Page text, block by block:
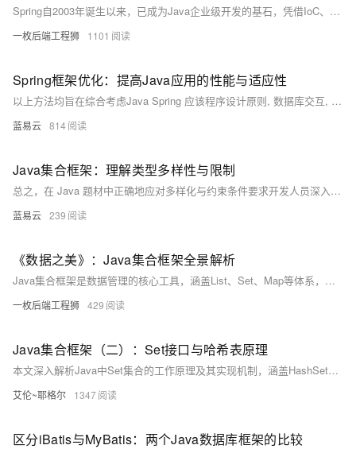
Spring自2003年诞生以来，已成为Java企业级开发的基石，凭借IoC、AOP、声明式编程等核心特性，极大简化了开发复杂度。本系列将深入解析Spring框架核心原理及Spring Boot、Cloud、Security等生态组件，助力开发者构建高效、可扩展的应用体系。（238字）
一枚后端工程狮 1101
Spring框架优化：提高Java应用的性能与适应性
以上方法均旨在综合考虑Java Spring 应该程序设计原则, 数据库交互, 编码实践和系统架构布局等多角度因素, 旨在达到高效稳定运转目标同时也易于未来扩展.
蓝易云 814
Java集合框架：理解类型多样性与限制
总之，在 Java 题材中正确地应对多样化与约束条件要求开发人员深入理解面向对象原则、范式编程思想以及JVM工作机理等核心知识点。通过精心设计与周密规划能够有效地利用 Java 高级特征打造出既健壮又灵活易维护系统软件产品。
蓝易云 239
《数据之美》：Java集合框架全景解析
Java集合框架是数据管理的核心工具，涵盖List、Set、Map等体系，提供丰富接口与实现类，支持高效的数据操作与算法处理。
一枚后端工程狮 429
Java集合框架（二）：Set接口与哈希表原理
本文深入解析Java中Set集合的工作原理及其实现机制，涵盖HashSet、LinkedHashSet和TreeSet三大实现类。从Set接口的特性出发，对比List理解去重机制，并详解哈希表原理、hashCode与equals方法的作用。进一步剖析HashSet的底层HashMap实现、LinkedHashSet的双向链表维护顺序特性，以及TreeSet基于红黑树的排序功能。文章还包含性能对比、自定义对象去重、集合运算实战和线程安全方案，帮助读者全面掌握Set的应用与选择策略。
艾伦~耶格尔 1347
区分iBatis与MyBatis：两个Java数据库框架的比较